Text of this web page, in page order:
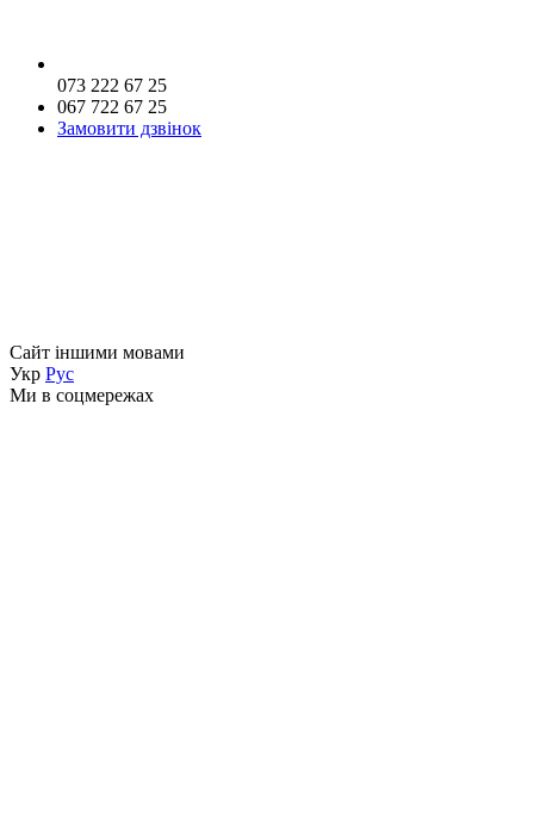
073 222 67 25
067 722 67 25
Замовити дзвінок
Сайт іншими мовами
Укр Рус
Ми в соцмережах